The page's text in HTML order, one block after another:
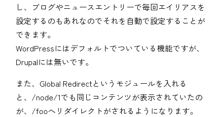
し、ブログやニュースエントリーで毎回エイリアスを
設定するのもあれなのでそれを自動で設定することが
できます。
WordPressにはデフォルトでついている機能ですが、
Drupalには無いです。
また、Global Redirectというモジュールを入れる
と、/node/1でも同じコンテンツが表示されていたの
が、/fooへリダイレクトがされるようになります。